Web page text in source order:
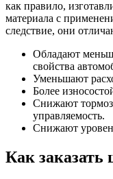
как правило,
материала с
следствие, они
Обладают
свойства
Уменьшают
Более
Снижают
управляемость.
Снижают
Как